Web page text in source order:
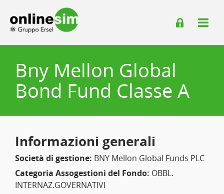
Bny Mellon Global
Bond Fund Classe A
Informazioni generali
Società di gestione: BNY Mellon Global Funds PLC
Categoria Assogestioni del Fondo: OBBL.
INTERNAZ.GOVERNATIVI